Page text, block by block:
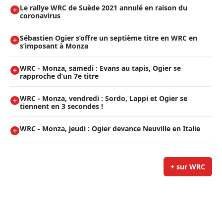
Le rallye WRC de Suède 2021 annulé en raison du
coronavirus
Sébastien Ogier s’offre un septième titre en WRC en
s’imposant à Monza
WRC - Monza, samedi : Evans au tapis, Ogier se
rapproche d’un 7e titre
WRC - Monza, vendredi : Sordo, Lappi et Ogier se
tiennent en 3 secondes !
WRC - Monza, jeudi : Ogier devance Neuville en Italie
+ sur WRC